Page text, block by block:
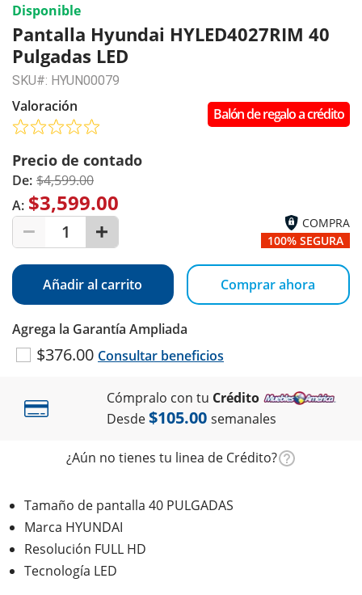
Disponible
Pantalla Hyundai HYLED4027RIM 40
Pulgadas LED
SKU#: HYUN00079
Valoración
Precio de contado
De: $4,599.00
A: $3,599.00
1
Balón de regalo a crédito
COMPRA
100% SEGURA
Añadir al carrito Comprar ahora
Agrega la Garantía Ampliada
$376.00 Consultar beneficios
Cómpralo con tu Crédito
Desde$105.00 semanales
¿Aún no tienes tu linea de Crédito?
Tamaño de pantalla 40 PULGADAS
Marca HYUNDAI
Resolución FULL HD
Tecnología LED